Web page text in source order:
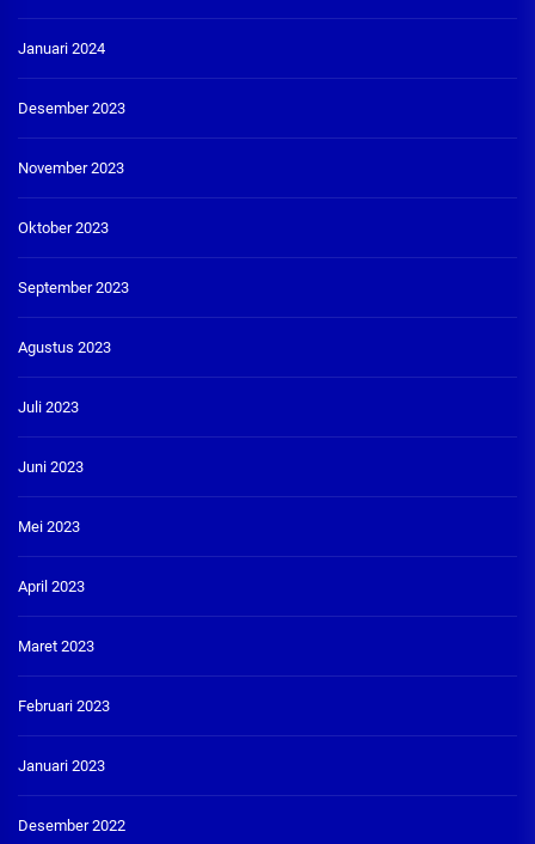
Januari 2024
Desember 2023
November 2023
Oktober 2023
September 2023
Agustus 2023
Juli 2023
Juni 2023
Mei 2023
April 2023
Maret 2023
Februari 2023
Januari 2023
Desember 2022